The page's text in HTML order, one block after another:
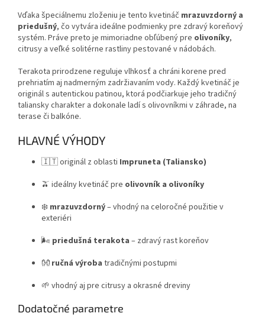
Vďaka špeciálnemu zloženiu je tento kvetináč mrazuvzdorný a
priedušný, čo vytvára ideálne podmienky pre zdravý koreňový
systém. Práve preto je mimoriadne obľúbený pre olivoníky,
citrusy a veľké solitérne rastliny pestované v nádobách.
Terakota prirodzene reguluje vlhkosť a chráni korene pred
prehriatím aj nadmerným zadržiavaním vody. Každý kvetináč je
originál s autentickou patinou, ktorá podčiarkuje jeho tradičný
taliansky charakter a dokonale ladí s olivovníkmi v záhrade, na
terase či balkóne.
HLAVNÉ VÝHODY
🇮🇹 originál z oblasti Impruneta (Taliansko)
🫒 ideálny kvetináč pre olivovník a olivoníky
❄️ mrazuvzdorný– vhodný na celoročné použitie v
exteriéri
🌬️ priedušná terakota – zdravý rast koreňov
👐 ručná výroba tradičnými postupmi
🌱 vhodný aj pre citrusy a okrasné dreviny
Dodatočné parametre